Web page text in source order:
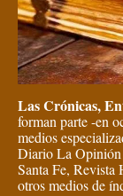
Las Crónicas,
forman parte -en
medios
Diario La Opinión
Santa Fe,
otros medios de